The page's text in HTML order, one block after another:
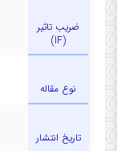
ضریب تاثیر
(IF)
نوع مقاله
تاریخ انتشار